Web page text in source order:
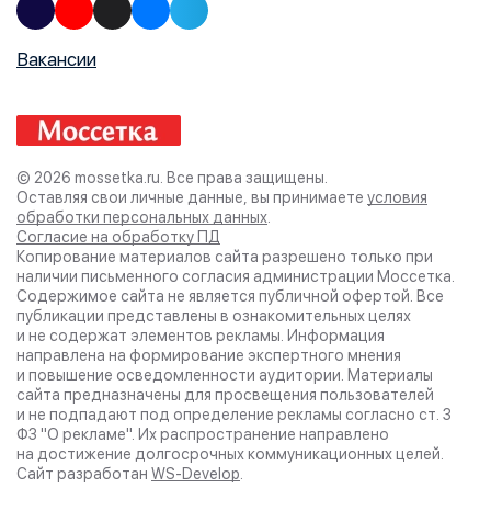
Вакансии
© 2026 mossetka.ru. Все права защищены.
Оставляя свои личные данные, вы принимаете условия
обработки персональных данных
Согласие на обработку ПД
Копирование материалов сайта разрешено только при
наличии письменного согласия администрации Моссетка.
Содержимое сайта не является публичной офертой. Все
публикации представлены в ознакомительных целях
и не содержат элементов рекламы. Информация
направлена на формирование экспертного мнения
и повышение осведомленности аудитории. Материалы
сайта предназначены для просвещения пользователей
и не подпадают под определение рекламы согласно ст. 3
ФЗ "О рекламе". Их распространение направлено
на достижение долгосрочных коммуникационных целей.
Сайт разработан WS-Develop